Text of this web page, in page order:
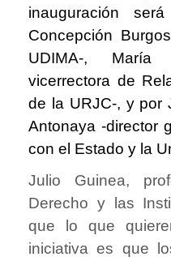
inauguración
Concepción
UDIMA-,
vicerrectora de
de la URJC-, y por
Antonaya -director
con el Estado y la
Julio Guinea,
Derecho y las
que lo que
iniciativa es que